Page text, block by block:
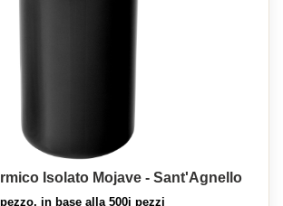
Isolato Mojave - Sant'Agnello
in base alla 500i pezzi